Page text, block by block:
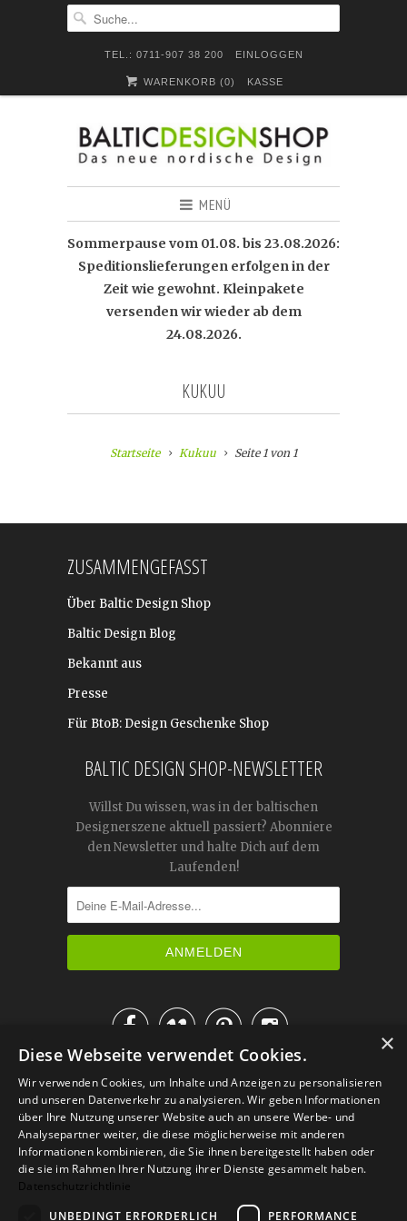
TEL.: 0711-907 38 200 EINLOGGEN
WARENKORB (0) KASSE
MENÜ
Sommerpause vom 01.08. bis 23.08.2026:
Speditionslieferungen erfolgen in der
Zeit wie gewohnt. Kleinpakete
versenden wir wieder ab dem
24.08.2026.
KUKUU
Startseite Kukuu Seite 1 von 1
ZUSAMMENGEFASST
Über Baltic Design Shop
Baltic Design Blog
Bekannt aus
Presse
Für BtoB: Design Geschenke Shop
BALTIC DESIGN SHOP-NEWSLETTER
Willst Du wissen, was in der baltischen
Designerszene aktuell passiert? Abonniere
den Newsletter und halte Dich auf dem
Laufenden!

IM KATALOG BLÄTTERN
×
Diese Webseite verwendet Cookies.
Wir verwenden Cookies, um Inhalte und Anzeigen zu personalisieren
und unseren Datenverkehr zu analysieren. Wir geben Informationen
über Ihre Nutzung unserer Website auch an unsere Werbe- und
Analysepartner weiter, die diese möglicherweise mit anderen
Informationen kombinieren, die Sie ihnen bereitgestellt haben oder
die sie im Rahmen Ihrer Nutzung ihrer Dienste gesammelt haben.
Datenschutzrichtlinie
UNBEDINGT ERFORDERLICH
PERFORMANCE